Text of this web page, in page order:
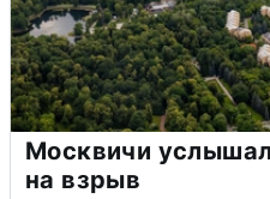
Москвичи
на взрыв